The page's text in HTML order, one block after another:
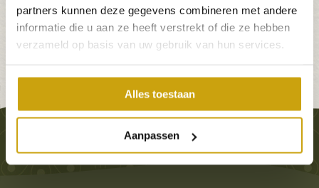
partners kunnen deze gegevens combineren met andere
informatie die u aan ze heeft verstrekt of die ze hebben
verzameld op basis van uw gebruik van hun services.
Alles toestaan
Aanpassen
Vacatures Home
bij LIZ